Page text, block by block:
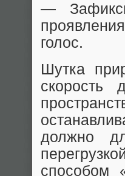
—
голос.
Шутка
скорость
должно
способом